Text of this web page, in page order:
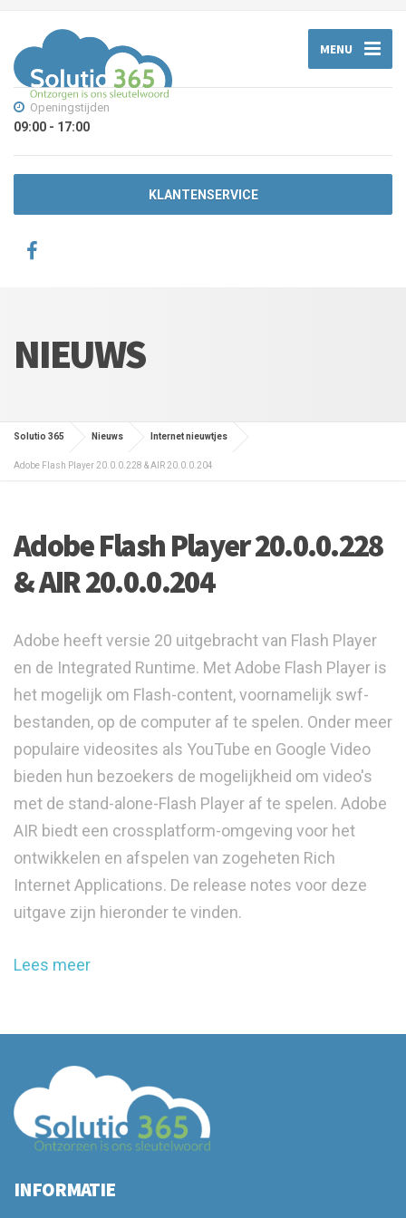
MENU
Openingstijden
09:00 - 17:00
KLANTENSERVICE
NIEUWS
Solutio 365 Nieuws Internet nieuwtjes
Adobe Flash Player 20.0.0.228 & AIR 20.0.0.204
Adobe Flash Player 20.0.0.228
& AIR 20.0.0.204
Adobe heeft versie 20 uitgebracht van Flash Player
en de Integrated Runtime. Met Adobe Flash Player is
het mogelijk om Flash-content, voornamelijk swf-
bestanden, op de computer af te spelen. Onder meer
populaire videosites als YouTube en Google Video
bieden hun bezoekers de mogelijkheid om video's
met de stand-alone-Flash Player af te spelen. Adobe
AIR biedt een crossplatform-omgeving voor het
ontwikkelen en afspelen van zogeheten Rich
Internet Applications. De release notes voor deze
uitgave zijn hieronder te vinden.
Lees meer
INFORMATIE